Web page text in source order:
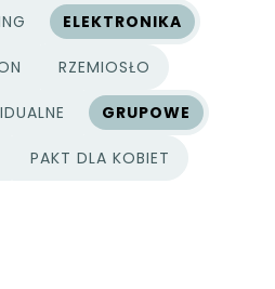
ELEKTRONIKA
RZEMIOSŁO
GRUPOWE
PAKT DLA KOBIET